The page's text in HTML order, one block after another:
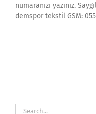
numaranızı yazınız.
demspor tekstil GSM:
Search